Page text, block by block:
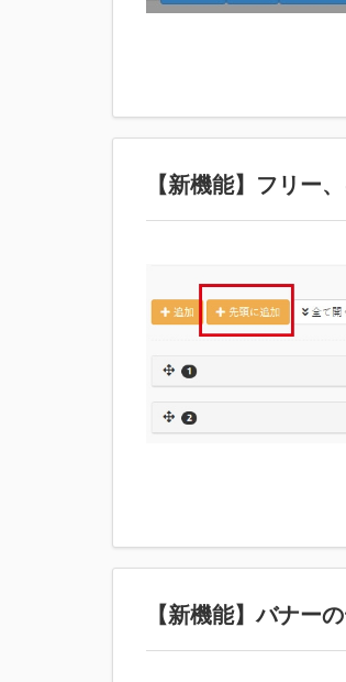
【新機能】フリー
【新機能】バナー